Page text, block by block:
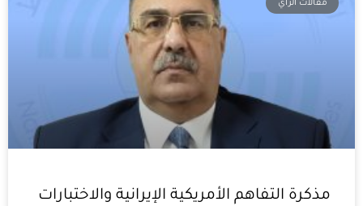
مقالات الرأي
مذكرة التفاهم الأمريكية الإيرانية والاختبارات